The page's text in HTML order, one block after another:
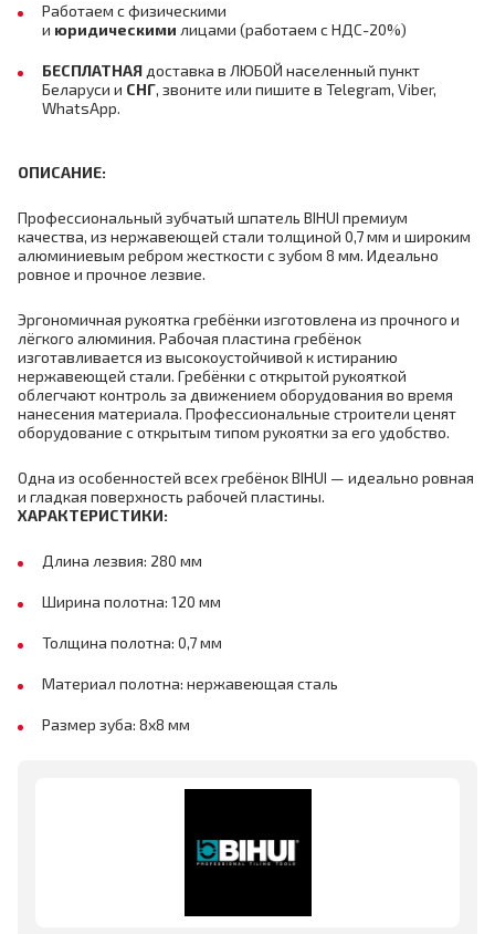
Работаем с физическими
и юридическими лицами (работаем с НДС-20%)
БЕСПЛАТНАЯ доставка в ЛЮБОЙ населенный пункт
Беларуси и СНГ, звоните или пишите в Telegram, Viber,
WhatsApp.
ОПИСАНИЕ:
Профессиональный зубчатый шпатель BIHUI премиум
качества, из нержавеющей стали толщиной 0,7 мм и широким
алюминиевым ребром жесткости с зубом 8 мм. Идеально
ровное и прочное лезвие.
Эргономичная рукоятка гребёнки изготовлена из прочного и
лёгкого алюминия. Рабочая пластина гребёнок
изготавливается из высокоустойчивой к истиранию
нержавеющей стали. Гребёнки с открытой рукояткой
облегчают контроль за движением оборудования во время
нанесения материала. Профессиональные строители ценят
оборудование с открытым типом рукоятки за его удобство.
Одна из особенностей всех гребёнок BIHUI — идеально ровная
и гладкая поверхность рабочей пластины.
ХАРАКТЕРИСТИКИ:
Длина лезвия: 280 мм
Ширина полотна: 120 мм
Толщина полотна: 0,7 мм
Материал полотна: нержавеющая сталь
Размер зуба: 8х8 мм